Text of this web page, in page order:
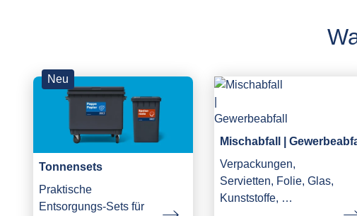
Neu
Tonnensets
Praktische
Entsorgungs-Sets für
Mischabfall |
Verpackungen,
Servietten, Folie, Glas,
Kunststoffe, …